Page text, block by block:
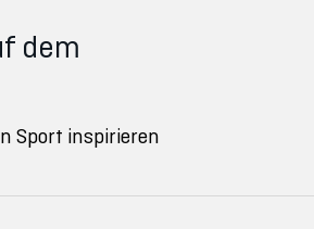
dem
Sport inspirieren